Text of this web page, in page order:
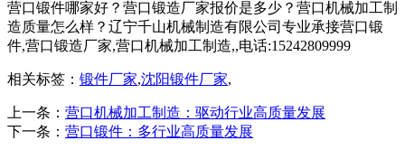
营口锻件哪家好？营口锻造厂家报价是多少？营口机械加工制
造质量怎么样？辽宁千山机械制造有限公司专业承接营口锻
件,营口锻造厂家,营口机械加工制造,,电话:15242809999
相关标签： 锻件厂家,沈阳锻件厂家,
上一条： 营口机械加工制造：驱动行业高质量发展​
下一条： 营口锻件：多行业高质量发展